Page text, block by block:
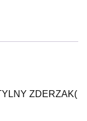
ZDERZAK(